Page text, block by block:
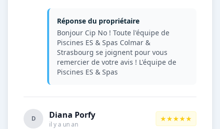
Réponse du propriétaire
Bonjour Cip No ! Toute l'équipe de
Piscines ES & Spas Colmar &
Strasbourg se joignent pour vous
remercier de votre avis ! L'équipe de
Piscines ES & Spas
D Diana Porfy
il y a un an
★★★★★